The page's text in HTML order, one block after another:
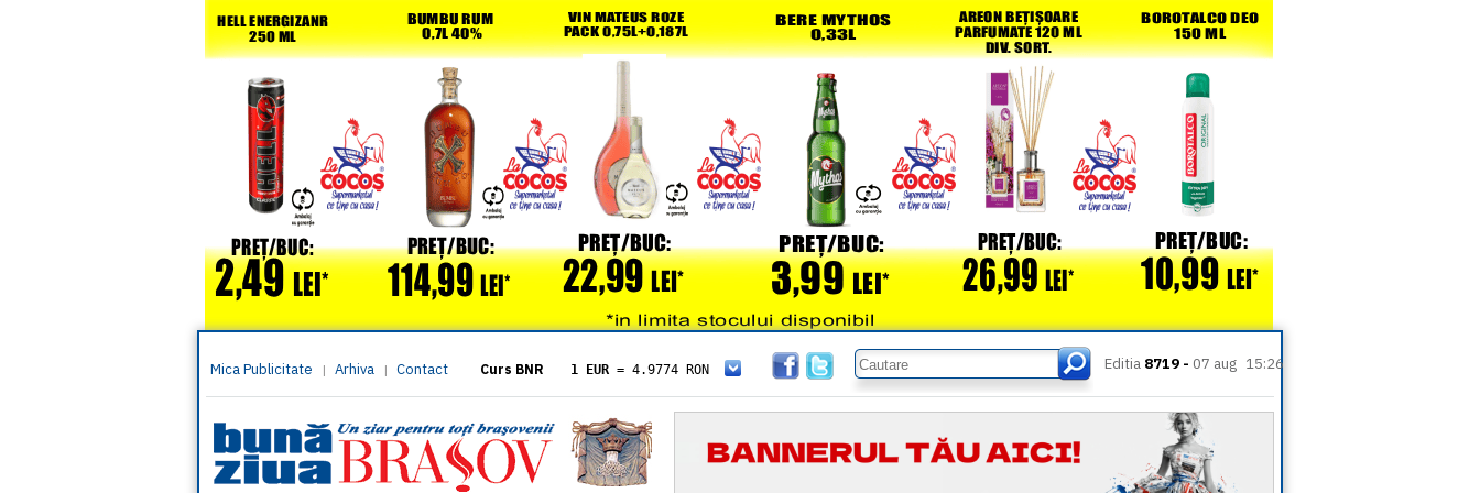
Mica Publicitate | Arhiva | Contact Curs BNR 1 EUR = 4.9774 RON
= 5.8304 RON
1 XAU= 464.4611 RON
1 AED= 1.1933 RON
1 AUD= 2.7957 RON
1 BGN= 2.5449 RON
Editia 8719 - 07 aug 15:26